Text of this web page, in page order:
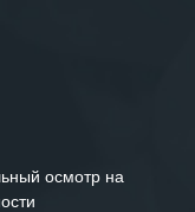
осмотр на